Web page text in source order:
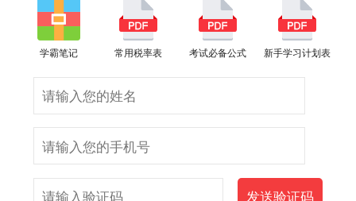
学霸笔记 常用税率表 考试必备公式 新手学习计划表